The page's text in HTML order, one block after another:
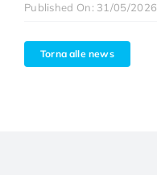
Published On: 31/05/2026
Torna alle news